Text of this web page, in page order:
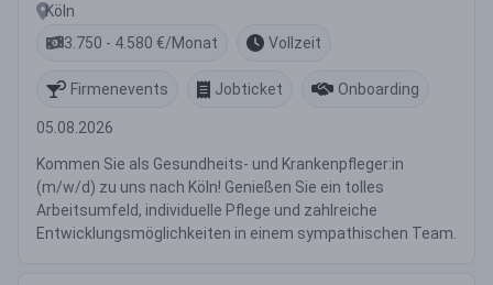
Köln
3.750 - 4.580 €/Monat
Vollzeit
Firmenevents Jobticket Onboarding
05.08.2026
Kommen Sie als Gesundheits- und Krankenpfleger:in
(m/w/d) zu uns nach Köln! Genießen Sie ein tolles
Arbeitsumfeld, individuelle Pflege und zahlreiche
Entwicklungsmöglichkeiten in einem sympathischen Team.